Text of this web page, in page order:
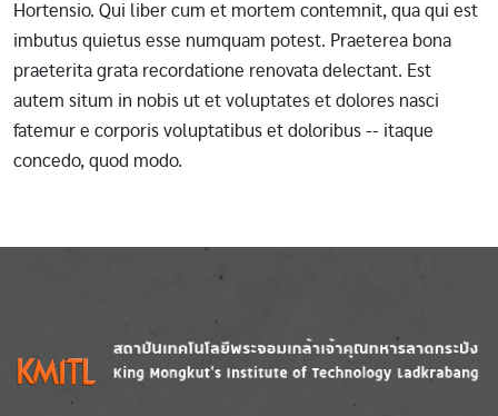
Hortensio. Qui liber cum et mortem contemnit, qua qui est
imbutus quietus esse numquam potest. Praeterea bona
praeterita grata recordatione renovata delectant. Est
autem situm in nobis ut et voluptates et dolores nasci
fatemur e corporis voluptatibus et doloribus -- itaque
concedo, quod modo.
Image